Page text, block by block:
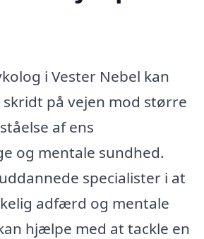
i Vester Nebel kan
på vejen mod større
af ens
og mentale sundhed.
specialister i at
adfærd og mentale
hjælpe med at tackle en